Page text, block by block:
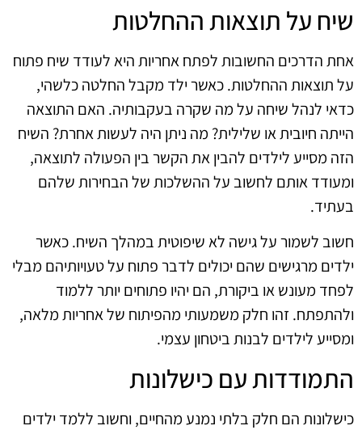
שיח על תוצאות ההחלטות
אחת הדרכים החשובות לפתח אחריות היא לעודד שיח פתוח
על תוצאות ההחלטות. כאשר ילד מקבל החלטה כלשהי,
כדאי לנהל שיחה על מה שקרה בעקבותיה. האם התוצאה
הייתה חיובית או שלילית? מה ניתן היה לעשות אחרת? השיח
הזה מסייע לילדים להבין את הקשר בין הפעולה לתוצאה,
ומעודד אותם לחשוב על ההשלכות של הבחירות שלהם
בעתיד.
חשוב לשמור על גישה לא שיפוטית במהלך השיח. כאשר
ילדים מרגישים שהם יכולים לדבר פתוח על טעויותיהם מבלי
לפחד מעונש או ביקורת, הם יהיו פתוחים יותר ללמוד
ולהתפתח. זהו חלק משמעותי מהפיתוח של אחריות מלאה,
ומסייע לילדים לבנות ביטחון עצמי.
התמודדות עם כישלונות
כישלונות הם חלק בלתי נמנע מהחיים, וחשוב ללמד ילדים